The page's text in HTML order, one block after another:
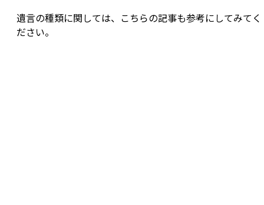
遺言の種類に関しては、こちらの記事も参考にしてみてく
ださい。